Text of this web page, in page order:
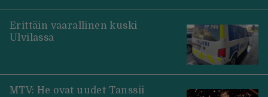
Erittäin vaarallinen kuski
Ulvilassa
MTV: He ovat uudet Tanssii